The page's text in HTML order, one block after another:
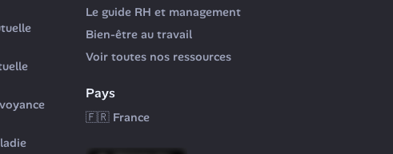
Le guide RH et management
Bien-être au travail
Voir toutes nos ressources
Pays
🇫🇷 France